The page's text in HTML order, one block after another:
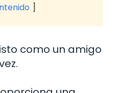
como un amigo